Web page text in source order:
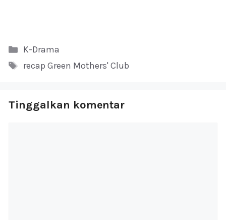
Kategori
K-Drama
Tag
recap Green Mothers' Club
Tinggalkan komentar